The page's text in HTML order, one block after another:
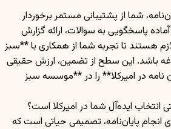
شما از پشتیبانی مستمر برخوردار
پاسخگویی به سوالات، ارائه گزارش
هستند تا تجربه شما از همکاری با **سبز
باشد. این سطح از تضمین، ارزش حقیقی
نامه در امیرکلا** را در **موسسه سبز
ایده‌آل شما در امیرکلا است؟
پایان‌نامه، تصمیمی حیاتی است که